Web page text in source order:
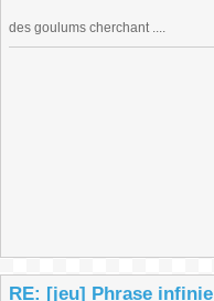
des goulums cherchant ....
RE: [jeu] Phrase infinie